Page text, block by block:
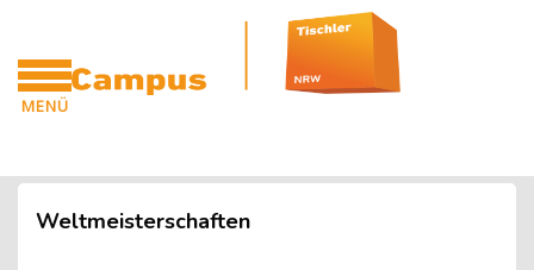
MENÜ
Zum Hauptinhalt
Blöcke
Blöcke
Weltmeisterschaften